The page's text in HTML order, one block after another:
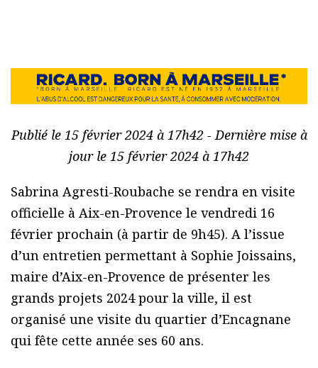
Publié le 15 février 2024 à 17h42 - Dernière mise à
jour le 15 février 2024 à 17h42
Sabrina Agresti-Roubache se rendra en visite
officielle à Aix-en-Provence le vendredi 16
février prochain (à partir de 9h45). A l’issue
d’un entretien permettant à Sophie Joissains,
maire d’Aix-en-Provence de présenter les
grands projets 2024 pour la ville, il est
organisé une visite du quartier d’Encagnane
qui fête cette année ses 60 ans.